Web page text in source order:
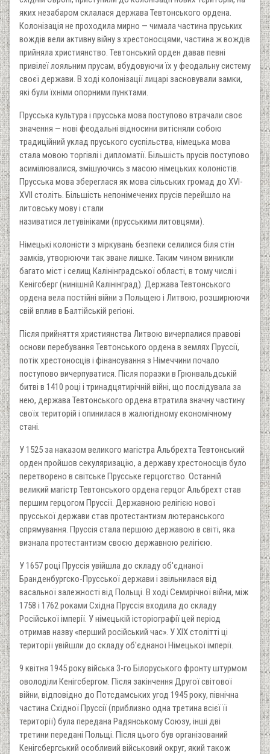
яких незабаром склалася держава Тевтонського ордена.
Колонізація не проходила мирно — чимала частина пруських
вождів вели активну війну з хрестоносцями, частина ж вождів
прийняла християнство. Тевтонський орден давав певні
привілеї лояльним прусам, вбудовуючи їх у феодальну систему
своєї держави. В ході колонізації лицарі засновували замки,
які були їхніми опорними пунктами.
Прусська культура і прусська мова поступово втрачали своє
значення — нові феодальні відносини витісняли собою
традиційний уклад пруського суспільства, німецька мова
стала мовою торгівлі і дипломатії. Більшість прусів поступово
асимілювалися, змішуючись з масою німецьких колоністів.
Прусська мова збереглася як мова сільських громад до XVI-
XVII століть. Більшість непонімечених прусів перейшло на
литовську мову і стали
називатися летувініками (прусськими литовцями).
Німецькі колоністи з міркувань безпеки селилися біля стін
замків, утворюючи так зване лишке. Таким чином виникли
багато міст і селищ Калінінградської області, в тому числі і
Кенігсберг (нинішній Калінінград). Держава Тевтонського
ордена вела постійні війни з Польщею і Литвою, розширюючи
свій вплив в Балтійській регіоні.
Після прийняття християнства Литвою вичерпалися правові
основи перебування Тевтонського ордена в землях Пруссії,
потік хрестоносців і фінансування з Німеччини почало
поступово вичерпуватися. Після поразки в Грюнвальдській
битві в 1410 році і тринадцятирічній війні, що послідувала за
нею, держава Тевтонського ордена втратила значну частину
своїх територій і опинилася в жалюгідному економічному
стані.
У 1525 за наказом великого магістра Альбрехта Тевтонський
орден пройшов секуляризацію, а державу хрестоносців було
перетворено в світське Прусське герцогство. Останній
великий магістр Тевтонського ордена герцог Альбрехт став
першим герцогом Пруссії. Державною релігією нової
прусської держави став протестантизм лютеранського
спрямування. Пруссія стала першою державою в світі, яка
визнала протестантизм своєю державною релігією.
У 1657 році Пруссія увійшла до складу об'єднаної
Бранденбургско-Прусської держави і звільнилася від
васальної залежності від Польщі. В ході Семирічної війни, між
1758 і 1762 роками Східна Пруссія входила до складу
Російської імперії. У німецькій історіографії цей період
отримав назву «перший російський час». У XIX столітті ці
території увійшли до складу об'єднаної Німецької імперії.
9 квітня 1945 року війська 3-го Білоруського фронту штурмом
оволоділи Кенігсбергом. Після закінчення Другої світової
війни, відповідно до Потсдамських угод 1945 року, північна
частина Східної Пруссії (приблизно одна третина всієї її
території) була передана Радянському Союзу, інші дві
третини передані Польщі. Після цього був організований
Кенігсбергський особливий військовий округ, який також